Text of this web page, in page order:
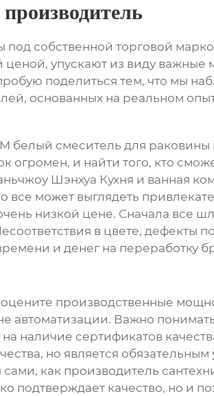
под собственной торговой
упускают из виду важные
поделиться тем, что мы
основанных на реальном
белый смеситель для
огромен, и найти того, кто
Шэнхуа Кухня и ванная
может выглядеть
низкой цене. Сначала все
в цвете, дефекты
и денег на переработку
производственные
автоматизации. Важно
наличие сертификатов
но является
как производитель
подтверждает качество, но и